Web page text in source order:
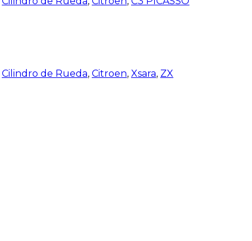
Cilindro de Rueda, Citroen, Xsara, ZX